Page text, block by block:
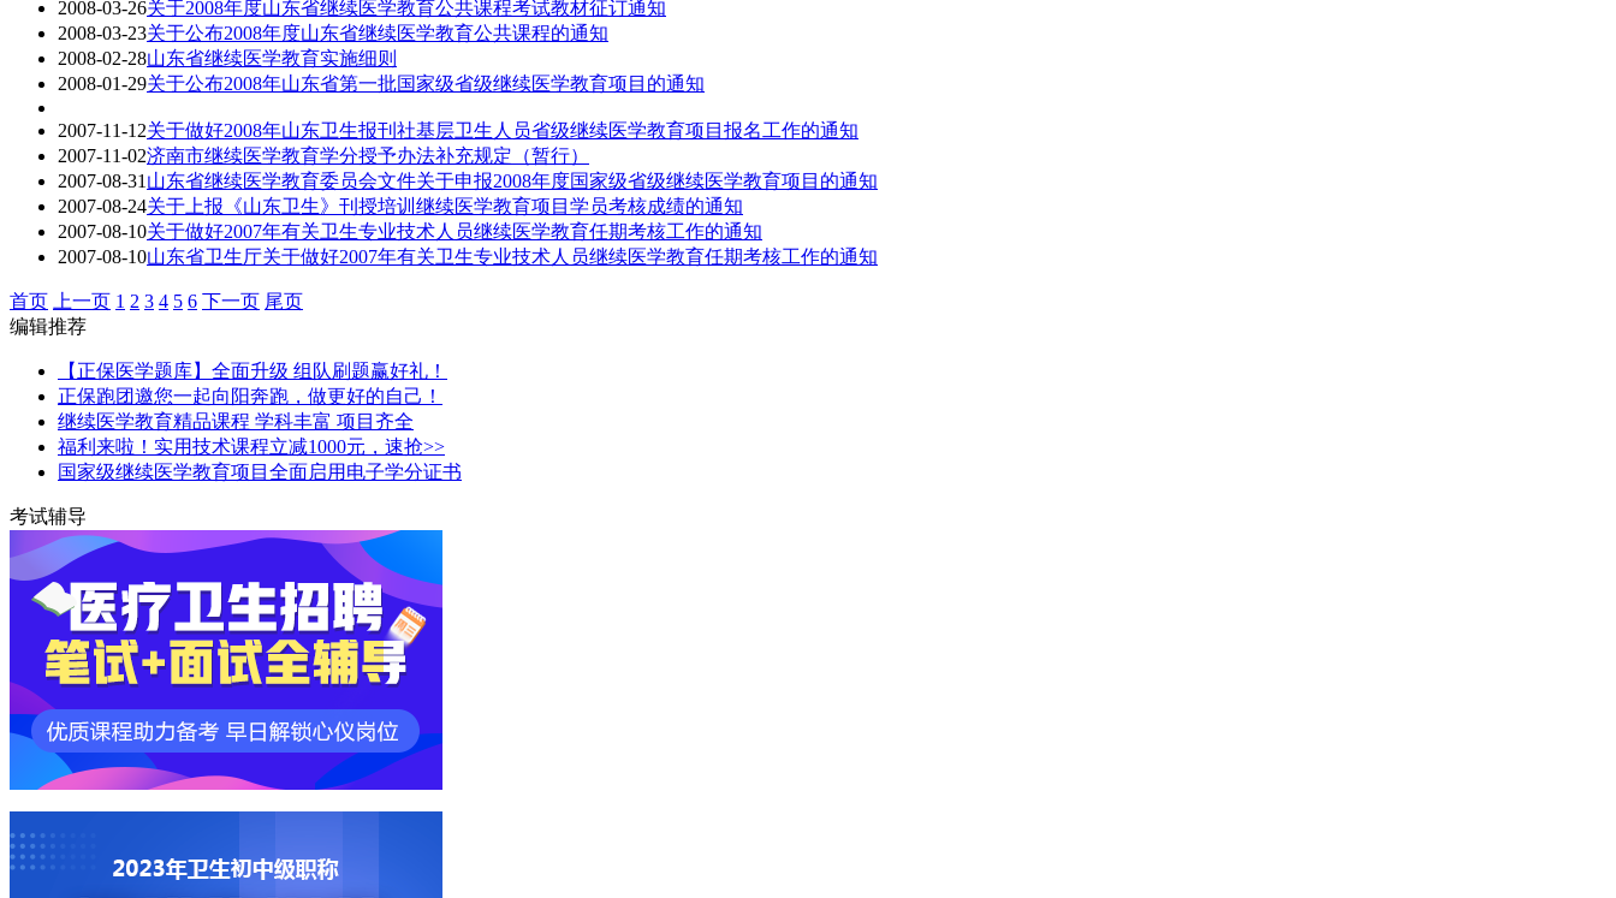
2008-03-26关于2008年度山东省继续医学教育公共课程考试教材征订通知
2008-03-23关于公布2008年度山东省继续医学教育公共课程的通知
2008-02-28山东省继续医学教育实施细则
2008-01-29关于公布2008年山东省第一批国家级省级继续医学教育项目的通知
2007-11-12关于做好2008年山东卫生报刊社基层卫生人员省级继续医学教育项目报名工作的通知
2007-11-02济南市继续医学教育学分授予办法补充规定（暂行）
2007-08-31 山东省继续医学教育委员会文件关于申报2008年度国家级省级继续医学教育项目的通知
2007-08-24关于上报《山东卫生》刊授培训继续医学教育项目学员考核成绩的通知
2007-08-10关于做好2007年有关卫生专业技术人员继续医学教育任期考核工作的通知
2007-08-10山东省卫生厅关于做好2007年有关卫生专业技术人员继续医学教育任期考核工作的通知
首页 上一页 1 2 3 4 5 6 下一页 尾页
编辑推荐
【正保医学题库】全面升级 组队刷题赢好礼！
正保跑团邀您一起向阳奔跑，做更好的自己！
继续医学教育精品课程 学科丰富 项目齐全
福利来啦！实用技术课程立减1000元，速抢>>
国家级继续医学教育项目全面启用电子学分证书
考试辅导